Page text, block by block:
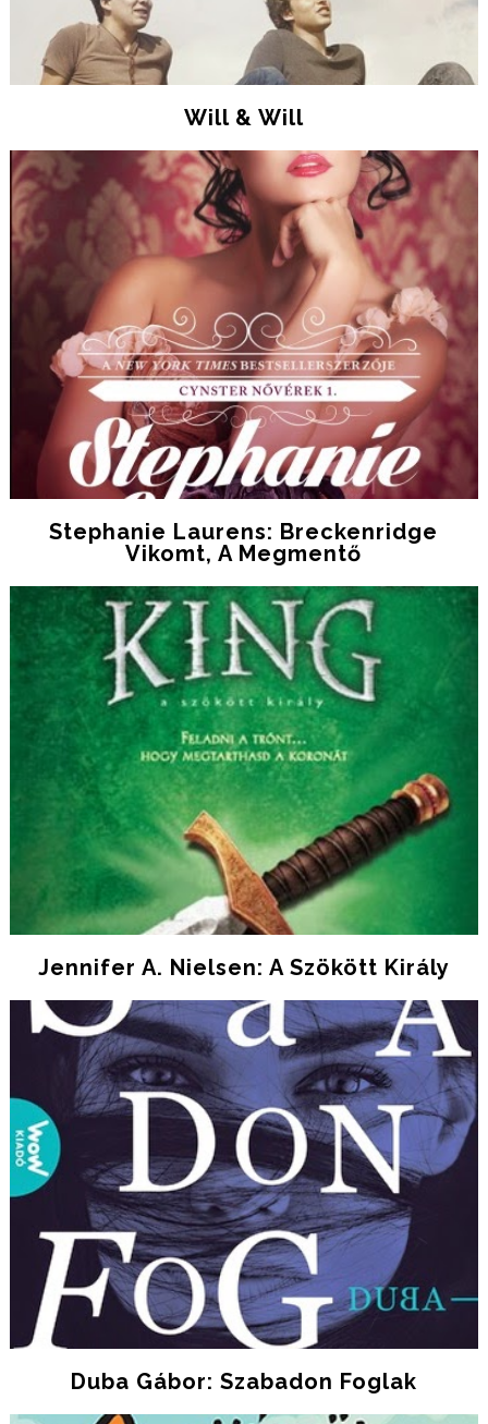
Will & Will
Stephanie Laurens: Breckenridge
Vikomt, A Megmentő
Jennifer A. Nielsen: A Szökött Király
Duba Gábor: Szabadon Foglak